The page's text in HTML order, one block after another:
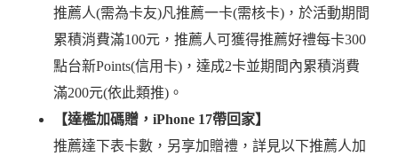
推薦人(需為卡友)凡推薦一卡(需核卡)，於活動期間
累積消費滿100元，推薦人可獲得推薦好禮每卡300
點台新Points(信用卡)，達成2卡並期間內累積消費
滿200元(依此類推)。
【達檻加碼贈，iPhone 17帶回家】
推薦達下表卡數，另享加贈禮，詳見以下推薦人加